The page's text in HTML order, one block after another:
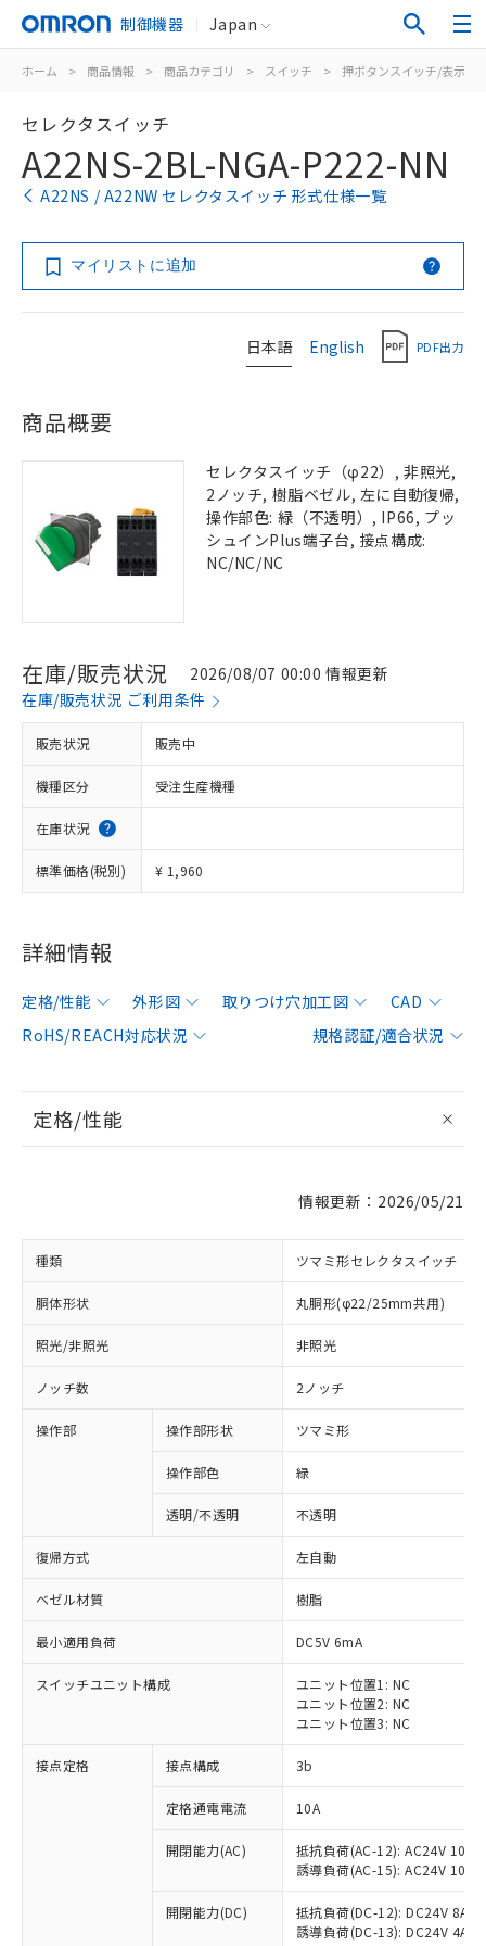
制御機器 Japan
ホーム > 商品情報 > 商品カテゴリ > スイッチ > 押ボタンスイッチ/表示灯
セレクタスイッチ
A22NS-2BL-NGA-P222-NN
A22NS / A22NW セレクタスイッチ 形式仕様一覧
マイリストに追加
日本語 English PDF出力
商品概要
セレクタスイッチ（φ22）, 非照光,
2ノッチ, 樹脂ベゼル, 左に自動復帰,
操作部色: 緑（不透明）, IP66, プッ
シュインPlus端子台, 接点構成:
NC/NC/NC
在庫/販売状況
2026/08/07 00:00 情報更新
在庫/販売状況 ご利用条件
販売状況 販売中
機種区分 受注生産機種
在庫状況
標準価格(税別) ¥ 1,960
詳細情報
定格/性能 外形図 取りつけ穴加工図
CAD
RoHS/REACH対応状況
規格認証/適合状況
定格/性能
情報更新：2026/05/21
種類 ツマミ形セレクタスイッチ
胴体形状 丸胴形(φ22/25mm共用)
照光/非照光 非照光
ノッチ数 2ノッチ
操作部 操作部形状 ツマミ形
操作部色 緑
透明/不透明 不透明
復帰方式 左自動
ベゼル材質 樹脂
最小適用負荷 DC5V 6mA
スイッチユニット構成
ユニット位置1: NC
ユニット位置2: NC
ユニット位置3: NC
接点定格 接点構成 3b
定格通電電流 10A
開閉能力(AC)
抵抗負荷(AC-12): AC24V 10A/
誘導負荷(AC-15): AC24V
開閉能力(DC)
抵抗負荷(DC-12): DC24V 8A/
誘導負荷(DC-13): DC24V 4A/
ご利用条件
対応済み：EU RoHS指令（10物質）の
非含有に対応した製品が提供可能な商品で
有に対応した製品に切り替える予定のある